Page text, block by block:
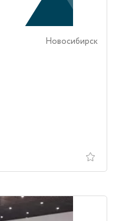
Новосибирск